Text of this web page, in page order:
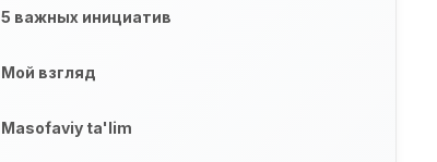
5 важных инициатив
Мой взгляд
Masofaviy ta'lim